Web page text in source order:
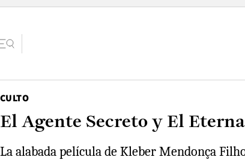
CULTO
El Agente Secreto y El
La alabada película de Kleber Mendonça